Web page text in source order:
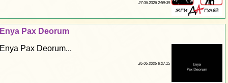
27 06 2026 2:59:39
Enya Pax Deorum
Enya Pax Deorum...
26 06 2026 8:27:15